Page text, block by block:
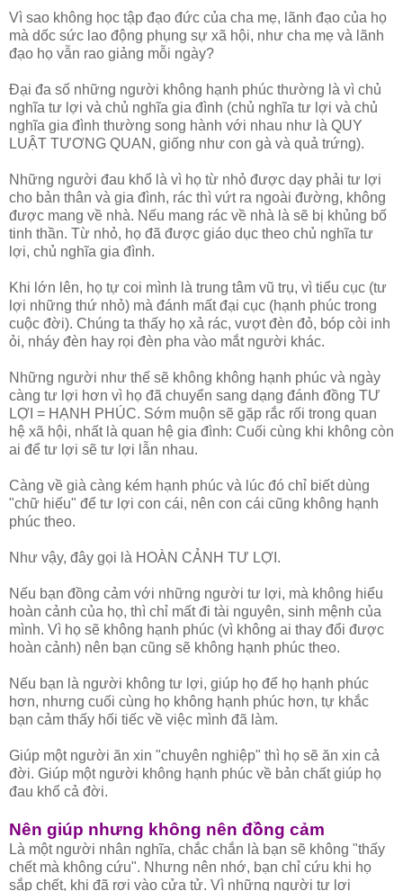
Vì sao không học tập đạo đức của cha mẹ, lãnh đạo của họ
mà dốc sức lao động phụng sự xã hội, như cha mẹ và lãnh
đạo họ vẫn rao giảng mỗi ngày?
Đại đa số những người không hạnh phúc thường là vì chủ
nghĩa tư lợi và chủ nghĩa gia đình (chủ nghĩa tư lợi và chủ
nghĩa gia đình thường song hành với nhau như là QUY
LUẬT TƯƠNG QUAN, giống như con gà và quả trứng).
Những người đau khổ là vì họ từ nhỏ được dạy phải tư lợi
cho bản thân và gia đình, rác thì vứt ra ngoài đường, không
được mang về nhà. Nếu mang rác về nhà là sẽ bị khủng bố
tinh thần. Từ nhỏ, họ đã được giáo dục theo chủ nghĩa tư
lợi, chủ nghĩa gia đình.
Khi lớn lên, họ tự coi mình là trung tâm vũ trụ, vì tiểu cục (tư
lợi những thứ nhỏ) mà đánh mất đại cục (hạnh phúc trong
cuộc đời). Chúng ta thấy họ xả rác, vượt đèn đỏ, bóp còi inh
ỏi, nháy đèn hay rọi đèn pha vào mắt người khác.
Những người như thế sẽ không không hạnh phúc và ngày
càng tư lợi hơn vì họ đã chuyển sang dạng đánh đồng TƯ
LỢI = HẠNH PHÚC. Sớm muộn sẽ gặp rắc rối trong quan
hệ xã hội, nhất là quan hệ gia đình: Cuối cùng khi không còn
ai để tư lợi sẽ tư lợi lẫn nhau.
Càng về già càng kém hạnh phúc và lúc đó chỉ biết dùng
"chữ hiếu" để tư lợi con cái, nên con cái cũng không hạnh
phúc theo.
Như vậy, đây gọi là HOÀN CẢNH TƯ LỢI.
Nếu bạn đồng cảm với những người tư lợi, mà không hiểu
hoàn cảnh của họ, thì chỉ mất đi tài nguyên, sinh mệnh của
mình. Vì họ sẽ không hạnh phúc (vì không ai thay đổi được
hoàn cảnh) nên bạn cũng sẽ không hạnh phúc theo.
Nếu bạn là người không tư lợi, giúp họ để họ hạnh phúc
hơn, nhưng cuối cùng họ không hạnh phúc hơn, tự khắc
bạn cảm thấy hối tiếc về việc mình đã làm.
Giúp một người ăn xin "chuyên nghiệp" thì họ sẽ ăn xin cả
đời. Giúp một người không hạnh phúc về bản chất giúp họ
đau khổ cả đời.
Nên giúp nhưng không nên đồng cảm
Là một người nhân nghĩa, chắc chắn là bạn sẽ không "thấy
chết mà không cứu". Nhưng nên nhớ, bạn chỉ cứu khi họ
sắp chết, khi đã rơi vào cửa tử. Vì những người tư lợi